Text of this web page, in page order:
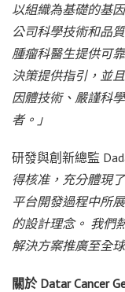
以組織為基礎的基
公司科學技術和品
腫瘤科醫生提供可
決策提供指引，並
因體技術、嚴謹科
者。」
研發與創新總監
得核准，充分體現
平台開發過程中所
的設計理念。 我們
解決方案推廣至全
關於 Datar Cancer